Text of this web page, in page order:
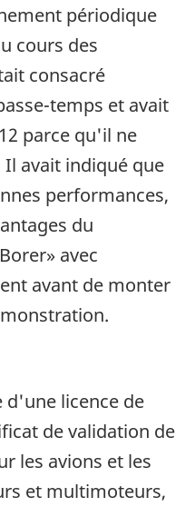
périodique
cours des
consacré
temps et avait
parce qu'il ne
avait indiqué que
performances,
du
avec
avant de monter
licence de
de validation de
les avions et les
et multimoteurs,